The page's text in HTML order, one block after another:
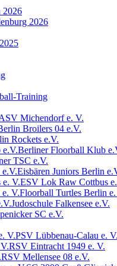
2026
2026
Training
Michendorf e. V.
Broilers 04 e.V.
Rockets e.V.
Berliner Floorball Klub
TSC e.V.
Eisbären Juniors Berlin
ESV Lok Raw Cottbus
Floorball Turtles Berlin
Judoschule Falkensee e.V.
SC e.V.
PSV Lübbenau-Calau e. V.
RSV Eintracht 1949 e. V.
RSV Mellensee 08 e.V.